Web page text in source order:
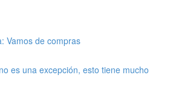
Vamos de compras
es una excepción, esto tiene mucho